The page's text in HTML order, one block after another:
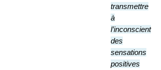
transmettre
à
l’inconscient
des
sensations
positives